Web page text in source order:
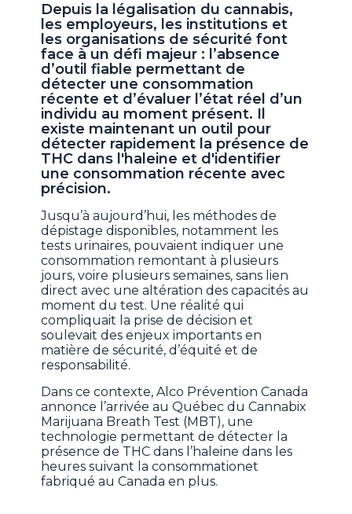
Depuis la légalisation du cannabis,
les employeurs, les institutions et
les organisations de sécurité font
face à un défi majeur : l’absence
d’outil fiable permettant de
détecter une consommation
récente et d’évaluer l’état réel d’un
individu au moment présent. Il
existe maintenant un outil pour
détecter rapidement la présence de
THC dans l'haleine et d'identifier
une consommation récente avec
précision.
Jusqu’à aujourd’hui, les méthodes de
dépistage disponibles, notamment les
tests urinaires, pouvaient indiquer une
consommation remontant à plusieurs
jours, voire plusieurs semaines, sans lien
direct avec une altération des capacités au
moment du test. Une réalité qui
compliquait la prise de décision et
soulevait des enjeux importants en
matière de sécurité, d’équité et de
responsabilité.
Dans ce contexte, Alco Prévention Canada
annonce l’arrivée au Québec du Cannabix
Marijuana Breath Test (MBT), une
technologie permettant de détecter la
présence de THC dans l’haleine dans les
heures suivant la consommationet
fabriqué au Canada en plus.